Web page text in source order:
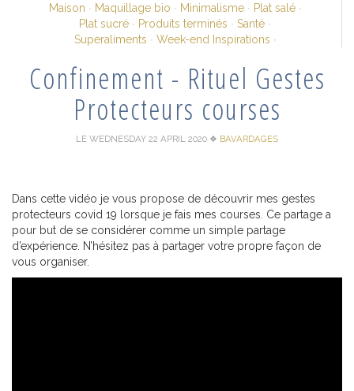
Maison
Maquillage bio Minimalisme
Plat salé
Plat sucré
Produits terminés
Santé
Superaliments
Week-end Inspirations
Confinement - Rituel Gestes
Protecteurs courses
LE WEDNESDAY 22 APRIL 2020 ❖ BAVARDAGES
Dans cette vidéo je vous propose de découvrir mes gestes
protecteurs covid 19 lorsque je fais mes courses. Ce partage a
pour but de se considérer comme un simple partage
d’expérience. N’hésitez pas à partager votre propre façon de
vous organiser.